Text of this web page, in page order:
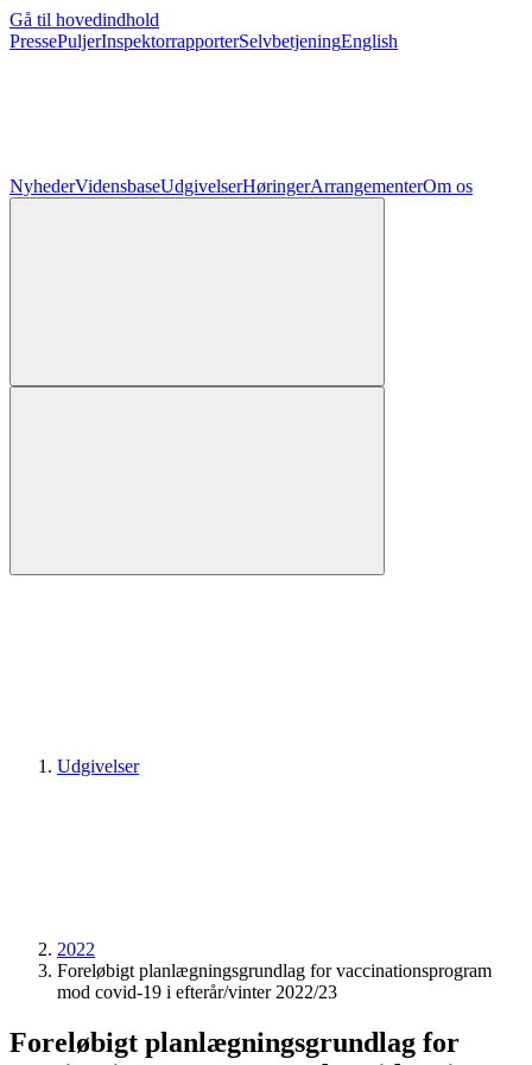
Gå til hovedindhold
PressePuljerInspektorrapporterSelvbetjeningEnglish
NyhederVidensbaseUdgivelserHøringerArrangementerOm os
Udgivelser
2022
Foreløbigt planlægningsgrundlag for vaccinationsprogram
mod covid-19 i efterår/vinter 2022/23
Foreløbigt planlægningsgrundlag for